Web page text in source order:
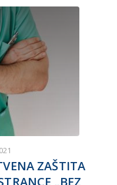
ZAŠTITA
„BEZ